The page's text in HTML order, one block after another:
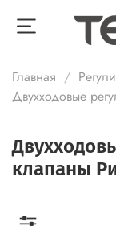
Главная
Двухходовые
клапаны